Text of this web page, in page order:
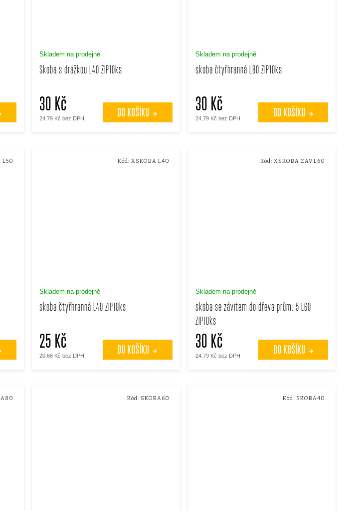
Skoba s drážkou L40 ZIP10ks
Skladem na prodejně
24,79 Kč bez DPH
30 Kč DO KOŠÍKU
skoba čtyřhranná L80 ZIP10ks
Skladem na prodejně
24,79 Kč bez DPH
30 Kč DO KOŠÍKU
L50
skoba čtyřhranná L40 ZIP10ks
Skladem na prodejně
20,66 Kč bez DPH
25 Kč DO KOŠÍKU
Kód: XSKOBA L40
skoba se závitem do dřeva prům. 5 L60
ZIP10ks
Skladem na prodejně
24,79 Kč bez DPH
30 Kč DO KOŠÍKU
Kód: XSKOBA ZAV.L60
Kód: SKOBA60 Kód: SKOBA40